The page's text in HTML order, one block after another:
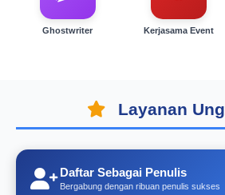
Ghostwriter Kerjasama Event
Layanan
Daftar Sebagai Penulis
Bergabung dengan ribuan penulis sukses